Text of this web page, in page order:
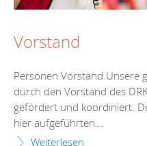
Vorstand
Personen Vorstand Unsere
durch den Vorstand des
gefördert und koordiniert.
hier aufgeführten...
Weiterlesen